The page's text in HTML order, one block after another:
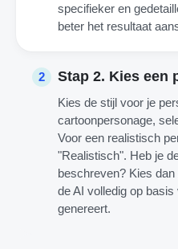
specifieker en
beter het resultaat
2 Stap 2. Kies een
Kies de stijl voor je
cartoonpersonage,
Voor een realistisch
"Realistisch". Heb je
beschreven? Kies
de AI volledig op
genereert.